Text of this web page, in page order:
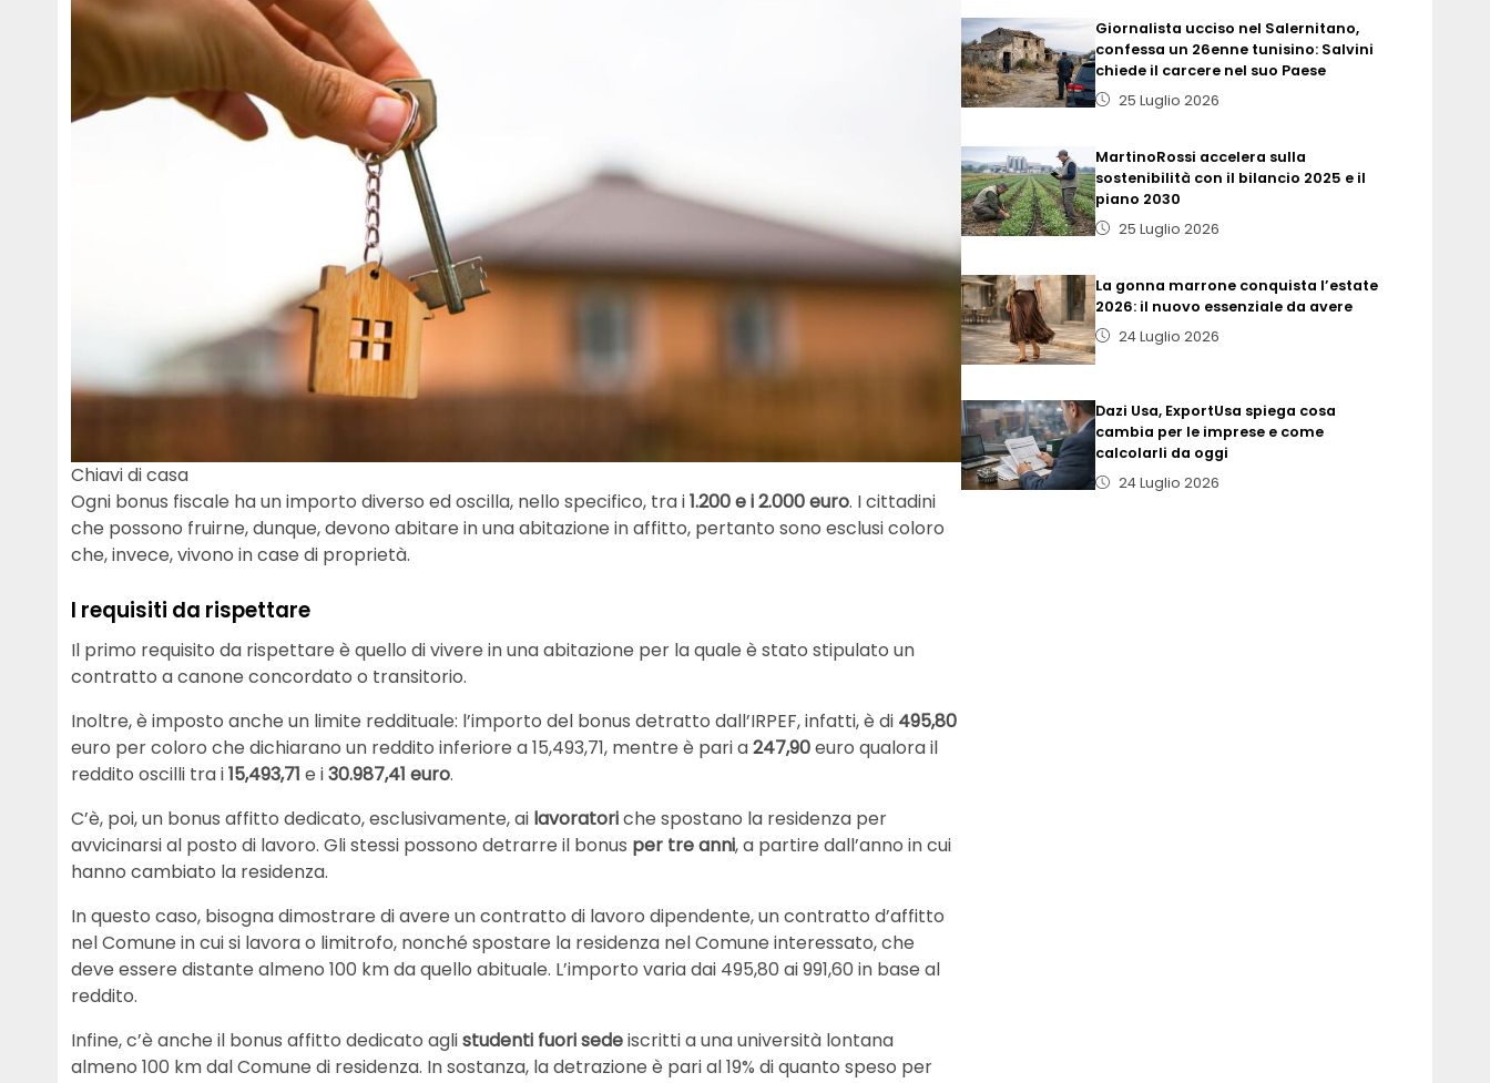
Chiavi di casa
Ogni bonus fiscale ha un importo diverso ed oscilla, nello specifico, tra i1.200 e i 2.000 euro. I cittadini
che possono fruirne, dunque, devono abitare in una abitazione in affitto, pertanto sono esclusi coloro
che, invece, vivono in case di proprietà.
I requisiti da rispettare
Il primo requisito da rispettare è quello di vivere in una abitazione per la quale è stato stipulato un
contratto a canone concordato o transitorio.
Inoltre, è imposto anche un limite reddituale: l’importo del bonus detratto dall’IRPEF, infatti, è di 495,80
euro per coloro che dichiarano un reddito inferiore a 15,493,71, mentre è pari a247,90euro qualora il
reddito oscilli tra i15,493,71 e i30.987,41 euro.
C’è, poi, un bonus affitto dedicato, esclusivamente, ai lavoratoriche spostano la residenza per
avvicinarsi al posto di lavoro. Gli stessi possono detrarre il bonus per tre anni, a partire dall’anno in cui
hanno cambiato la residenza.
In questo caso, bisogna dimostrare di avere un contratto di lavoro dipendente, un contratto d’affitto
nel Comune in cui si lavora o limitrofo, nonché spostare la residenza nel Comune interessato, che
deve essere distante almeno 100 km da quello abituale. L’importo varia dai 495,80 ai 991,60 in base al
reddito.
Infine, c’è anche il bonus affitto dedicato aglistudenti fuori sedeiscritti a una università lontana
almeno 100 km dal Comune di residenza. In sostanza, la detrazione è pari al 19% di quanto speso per
Giornalista ucciso nel Salernitano,
confessa un 26enne tunisino: Salvini
chiede il carcere nel suo Paese
25 Luglio 2026
MartinoRossi accelera sulla
sostenibilità con il bilancio 2025 e il
piano 2030
25 Luglio 2026
La gonna marrone conquista l’estate
2026: il nuovo essenziale da avere
24 Luglio 2026
Dazi Usa, ExportUsa spiega cosa
cambia per le imprese e come
calcolarli da oggi
24 Luglio 2026